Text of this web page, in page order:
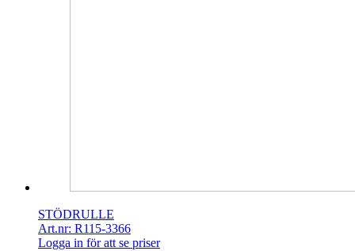
STÖDRULLE
Art.nr: R115-3366
Logga in för att se priser